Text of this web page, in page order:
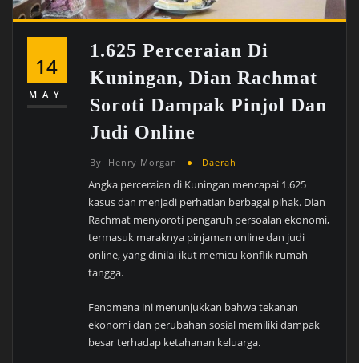
14
MAY
1.625 Perceraian Di
Kuningan, Dian Rachmat
Soroti Dampak Pinjol Dan
Judi Online
By Henry Morgan Daerah
Angka perceraian di Kuningan mencapai 1.625
kasus dan menjadi perhatian berbagai pihak. Dian
Rachmat menyoroti pengaruh persoalan ekonomi,
termasuk maraknya pinjaman online dan judi
online, yang dinilai ikut memicu konflik rumah
tangga.
Fenomena ini menunjukkan bahwa tekanan
ekonomi dan perubahan sosial memiliki dampak
besar terhadap ketahanan keluarga.